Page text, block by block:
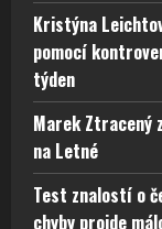
Kristýna
pomocí
týden
Marek Ztracený
na Letné
Test znalostí o
chyby projde